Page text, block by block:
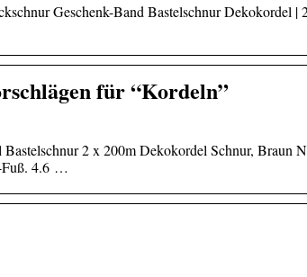
Geschenk-Band Bastelschnur Dekokordel |
für “Kordeln”
2 x 200m Dekokordel Schnur, Braun
Fuß. 4.6 …